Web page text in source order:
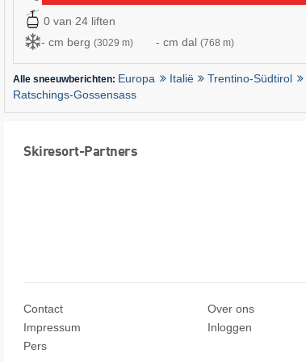
0 van 24 liften
- cm berg (3029 m) - cm dal (768 m)
Alle sneeuwberichten: Europa Italië Trentino-Südtirol
Ratschings-Gossensass
Skiresort-Partners
Contact
Impressum
Pers
Over ons
Inloggen